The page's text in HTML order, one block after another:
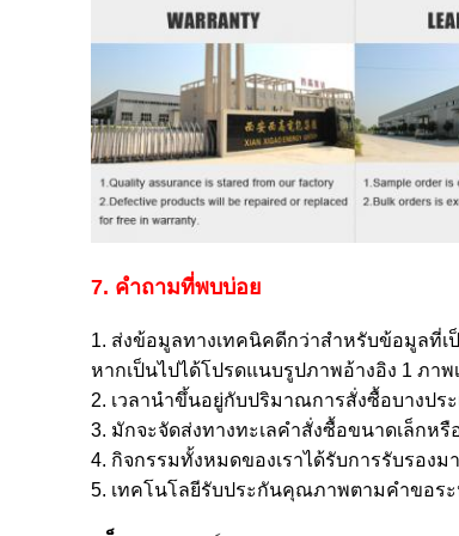
7. คำถามที่พบบ่อย
1. ส่งข้อมูลทางเทคนิคดีกว่าสำหรับข้อมูลที่
หากเป็นไปได้โปรดแนบรูปภาพอ้างอิง 1 ภาพ
2. เวลานำขึ้นอยู่กับปริมาณการสั่งซื้อบางปร
3. มักจะจัดส่งทางทะเลคำสั่งซื้อขนาดเล็กห
4. กิจกรรมทั้งหมดของเราได้รับการรับรองม
5. เทคโนโลยีรับประกันคุณภาพตามคำขอระ